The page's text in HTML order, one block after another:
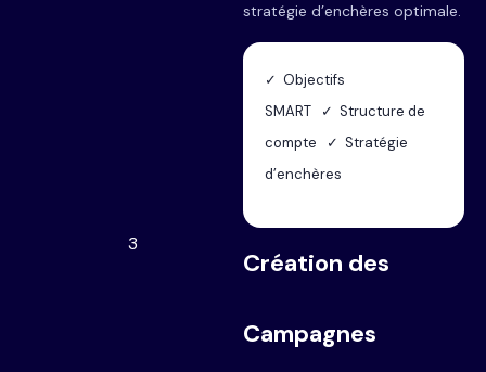
stratégie d’enchères optimale.
✓ Objectifs
SMART ✓ Structure de
compte ✓ Stratégie
d’enchères
3
Création des
Campagnes